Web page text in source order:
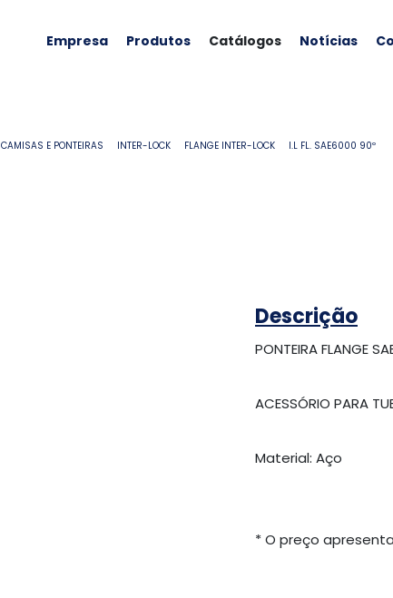
Empresa Produtos Catálogos Notícias
CAMISAS E PONTEIRAS INTER-LOCK FLANGE INTER-LOCK I.L FL. SAE6000 90º
Descrição
PONTEIRA FLANGE
ACESSÓRIO PARA
Material: Aço
* O preço